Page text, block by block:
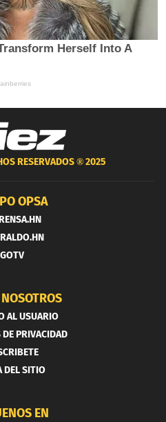
RESERVADOS ®2025
OPSA
GOTV
AL USUARIO
PRIVACIDAD
DEL SITIO
EN